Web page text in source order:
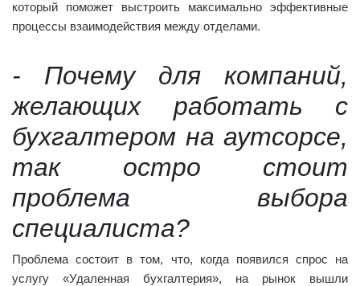
который поможет выстроить максимально эффективные
процессы взаимодействия между отделами.
- Почему для компаний,
желающих работать с
бухгалтером на аутсорсе,
так остро стоит
проблема выбора
специалиста?
Проблема состоит в том, что, когда появился спрос на
услугу «Удаленная бухгалтерия», на рынок вышли